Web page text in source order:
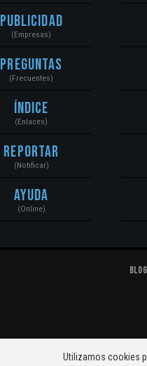
Publicidad
(Empresas)
Preguntas
(Frecuentes)
Índice
(Enlaces)
Reportar
(Notificar)
Ayuda
(Online)
Blog
Utilizamos cookies